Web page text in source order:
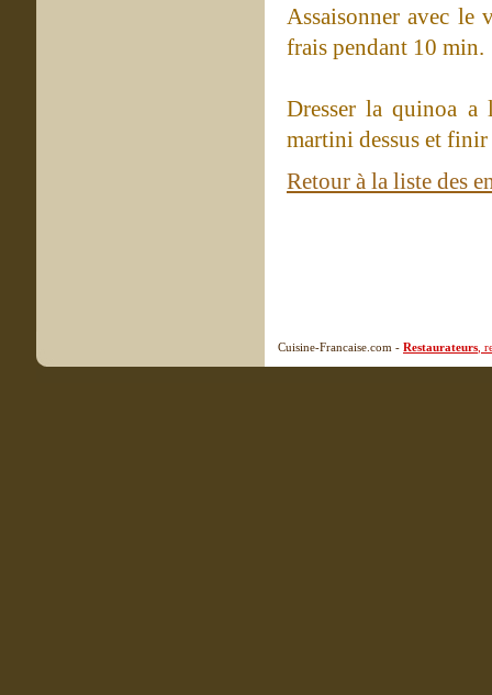
Assaisonner avec le
frais pendant 10 min.
Dresser la quinoa a
martini dessus et finir
Retour à la liste des
Cuisine-Francaise.com - Restaurateurs ,